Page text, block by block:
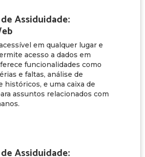
Assiduidade:
em qualquer lugar e
acesso a dados em
funcionalidades como
e faltas, análise de
históricos, e uma caixa de
assuntos relacionados com
Assiduidade: